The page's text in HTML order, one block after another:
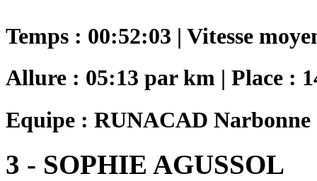
Temps : 00:52:03 | Vitesse
Allure : 05:13 par km | Place :
Equipe : RUNACAD Narbonne
3 - SOPHIE AGUSSOL